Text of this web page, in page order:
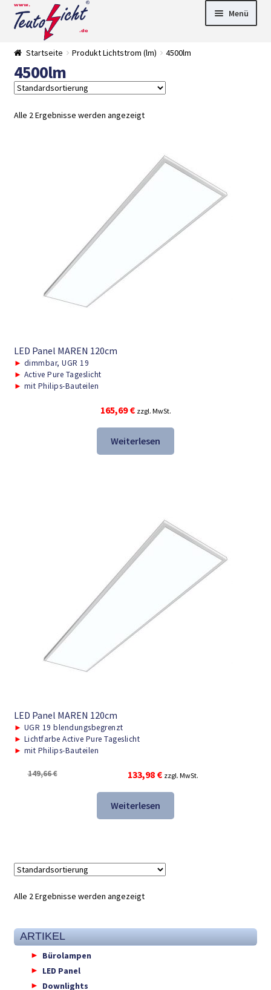
Zur
Navigation
springen
Springe
zum
Menü
Startseite Produkt Lichtstrom (lm) 4500lm
4500lm
Alle 2 Ergebnisse werden angezeigt
LED Panel MAREN 120cm
► dimmbar, UGR 19
► Active Pure Tageslicht
► mit Philips-Bauteilen
165,69€ zzgl. MwSt.
Weiterlesen
LED Panel MAREN 120cm
► UGR 19 blendungsbegrenzt
► Lichtfarbe Active Pure Tageslicht
► mit Philips-Bauteilen
149,66€
Ursprünglicher
Preis
war:
149,66 €
133,98 €Aktueller
Preis
133,98 €.
zzgl. MwSt.
Weiterlesen
Alle 2 Ergebnisse werden angezeigt
ARTIKEL
Bürolampen
LED Panel
Downlights